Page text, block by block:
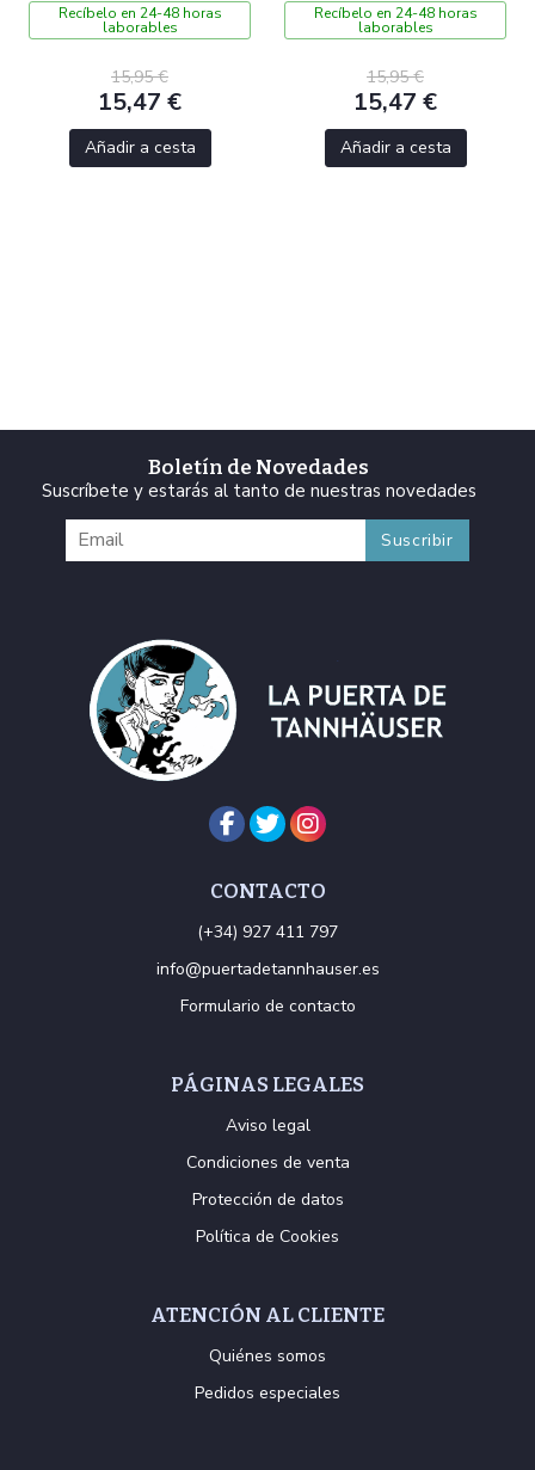
Recíbelo en 24-48 horas
laborables
15,95 €
15,47 €
Añadir a cesta
Recíbelo en 24-48 horas
laborables
15,95 €
15,47 €
Añadir a cesta
Boletín de Novedades
Suscríbete y estarás al tanto de nuestras novedades
CONTACTO
(+34) 927 411 797
info@puertadetannhauser.es
Formulario de contacto
PÁGINAS LEGALES
Aviso legal
Condiciones de venta
Protección de datos
Política de Cookies
ATENCIÓN AL CLIENTE
Quiénes somos
Pedidos especiales